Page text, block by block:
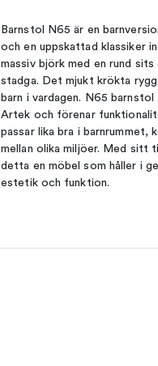
Barnstol N65 är en
och en uppskattad klassiker
massiv björk med en rund
stadga. Det mjukt krökta
barn i vardagen. N65
Artek och förenar
passar lika bra i
mellan olika miljöer. Med sitt
detta en möbel som håller i
estetik och funktion.